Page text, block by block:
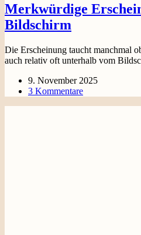
Merkwürdige
Bildschirm
Die Erscheinung taucht manchmal
auch relativ oft unterhalb vom
9. November 2025
3 Kommentare